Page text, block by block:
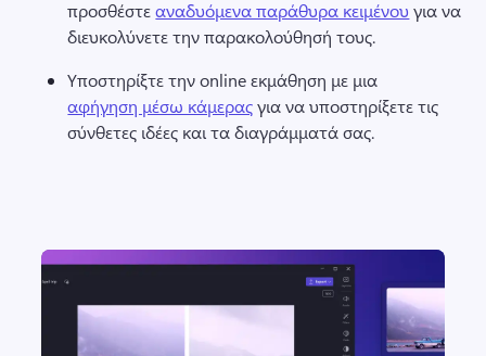
προσθέστε αναδυόμενα παράθυρα κειμένου για να
διευκολύνετε την παρακολούθησή τους.
Υποστηρίξτε την online εκμάθηση με μια
αφήγηση μέσω κάμερας για να υποστηρίξετε τις
σύνθετες ιδέες και τα διαγράμματά σας.